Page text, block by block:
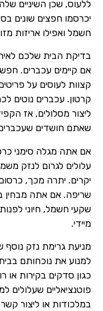
ללעוס, שכן השיניים
יכרסמו חפצים שונים
חשמל ואפילו אריזות
בדיקת הבית שלכם
אם קיימים עכברים.
קצוות לעוסים על
קרטון. עכברים נוטים
ליצור מסלולים, אז
שאתם חושדים
אם אתה מגלה סימני
עלולים לגרום לנזק
יקרים. יתרה מכך,
שריפה. אם אתה מבחין
שקעי חשמל, חיוני
מיידי.
מניעת גרימת נזק
למנוע את נוכחותם
כגון סדקים בקירות או
פוטנציאליים
במלכודות או ליצור